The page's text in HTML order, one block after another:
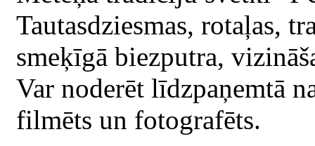
Tautasdziesmas, rotaļas,
smeķīgā biezputra,
Var noderēt līdzpaņemtā
filmēts un fotografēts.